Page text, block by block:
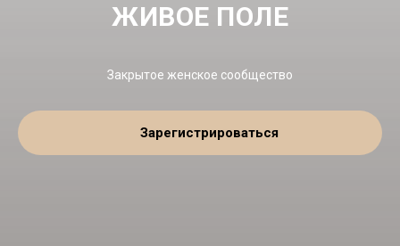
ЖИВОЕ ПОЛЕ
Закрытое женское сообщество
Зарегистрироваться